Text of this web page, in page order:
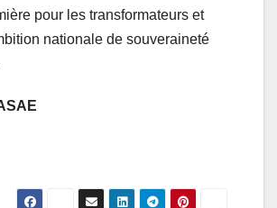
pour les transformateurs et
nationale de souveraineté